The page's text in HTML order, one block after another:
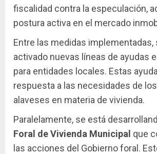
fiscalidad contra la especulación,
postura activa en el mercado
Entre las medidas implementadas,
activado nuevas líneas de ayudas
para entidades locales. Estas
respuesta a las necesidades de
alaveses en materia de vivienda.
Paralelamente, se está
Foral de Vivienda Municipal que
las acciones del Gobierno foral.